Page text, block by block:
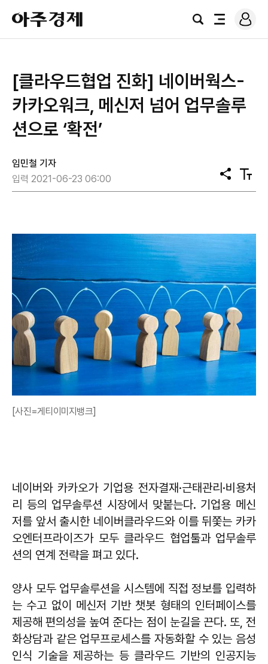
아
주
경
검
전
로
그
[클라우드협업 진화] 네이버웍스-
카카오워크, 메신저 넘어 업무솔루
션으로 ‘확전’
임민철 기자
입력 2021-06-23 06:00
공
유
텍
스
[사진=게티이미지뱅크]
네이버와 카카오가 기업용 전자결재·근태관리·비용처
리 등의 업무솔루션 시장에서 맞붙는다. 기업용 메신
저를 앞서 출시한 네이버클라우드와 이를 뒤쫓는 카카
오엔터프라이즈가 모두 클라우드 협업툴과 업무솔루
션의 연계 전략을 펴고 있다.
양사 모두 업무솔루션을 시스템에 직접 정보를 입력하
는 수고 없이 메신저 기반 챗봇 형태의 인터페이스를
제공해 편의성을 높여 준다는 점이 눈길을 끈다. 또, 전
화상담과 같은 업무프로세스를 자동화할 수 있는 음성
인식 기술을 제공하는 등 클라우드 기반의 인공지능